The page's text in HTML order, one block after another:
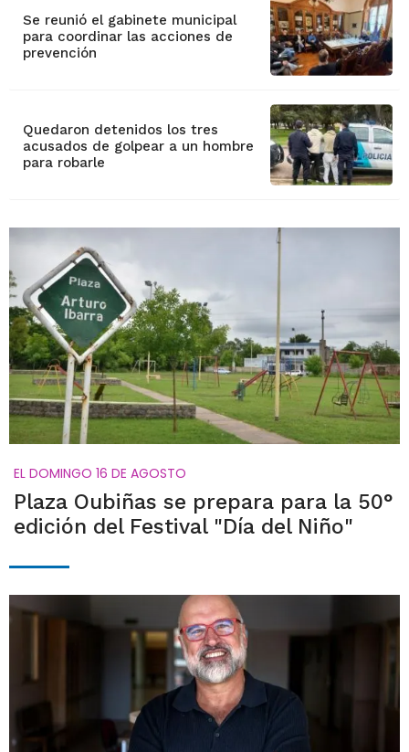
Se reunió el gabinete municipal
para coordinar las acciones de
prevención
Quedaron detenidos los tres
acusados de golpear a un hombre
para robarle
EL DOMINGO 16 DE AGOSTO
Plaza Oubiñas se prepara para la 50°
edición del Festival "Día del Niño"